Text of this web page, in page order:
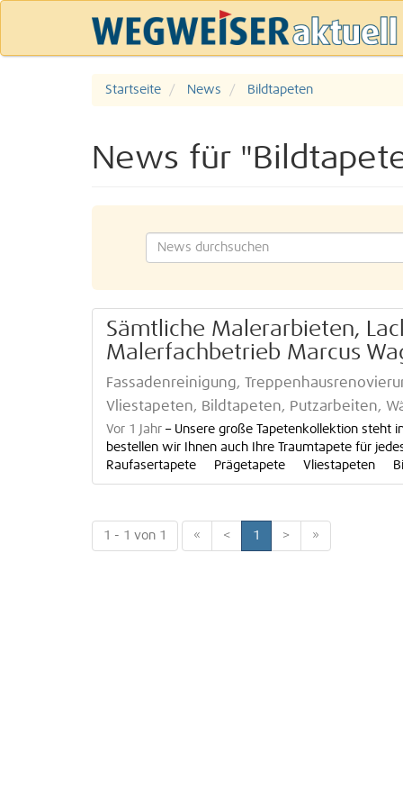
Startseite News Bildtapeten
News für
Sämtliche Malerarbieten,
Malerfachbetrieb Marcus
Fassadenreinigung,
Vliestapeten, Bildtapeten, Putzarbeiten,
Vor 1 Jahr – Unsere große Tapetenkollektion steht
bestellen wir Ihnen auch Ihre Traumtapete für
Raufasertapete Prägetapete Vliestapeten
1 - 1 von 1 « < 1 > »